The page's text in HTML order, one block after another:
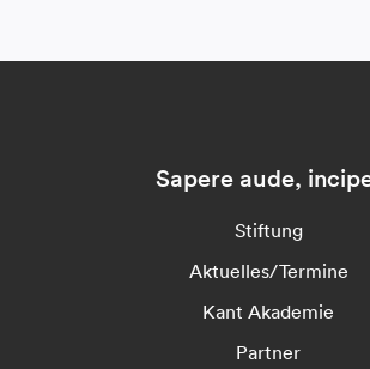
Sapere aude,
Stiftung
Aktuelles/Termine
Kant Akademie
Partner